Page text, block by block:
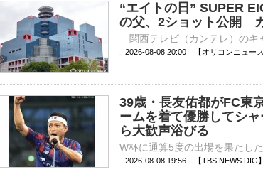
“エイトの日” SUPER
の父、2ショット公開
2026-08-08 20:00 【オリコンニュース
39歳・長友佑都がFC東
ームを着て優勝してシ
ら大歓声浴びる
2026-08-08 19:56 【TBS NEWS DIG】